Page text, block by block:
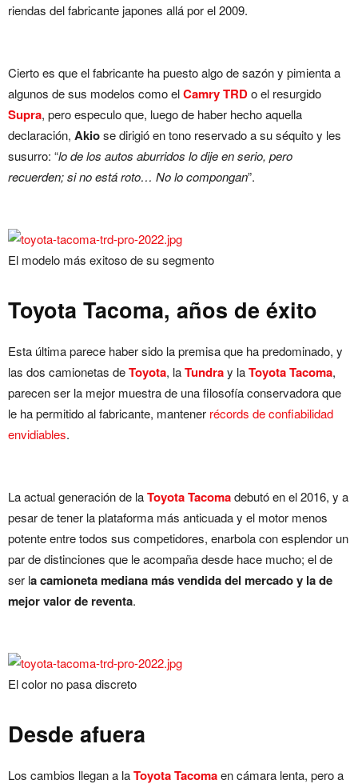
riendas del fabricante japones allá por el 2009.
Cierto es que el fabricante ha puesto algo de sazón y pimienta a
algunos de sus modelos como elCamry TRDo el resurgido
Supra, pero especulo que, luego de haber hecho aquella
declaración, Akiose dirigió en tono reservado a su séquito y les
susurro: “lo de los autos aburridos lo dije en serio, pero
recuerden; si no está roto… No lo compongan”.
El modelo más exitoso de su segmento
Toyota Tacoma, años de éxito
Esta última parece haber sido la premisa que ha predominado, y
las dos camionetas deToyota, laTundray laToyota Tacoma,
parecen ser la mejor muestra de una filosofía conservadora que
le ha permitido al fabricante, mantener récords de confiabilidad
envidiables.
La actual generación de laToyota Tacomadebutó en el 2016, y a
pesar de tener la plataforma más anticuada y el motor menos
potente entre todos sus competidores, enarbola con esplendor un
par de distinciones que le acompaña desde hace mucho; el de
ser la camioneta mediana más vendida del mercado y la de
mejor valor de reventa.
El color no pasa discreto
Desde afuera
Los cambios llegan a laToyota Tacomaen cámara lenta, pero a